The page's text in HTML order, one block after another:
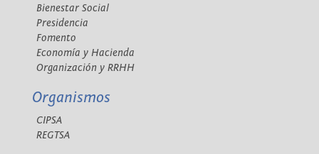
Bienestar Social
Presidencia
Fomento
Economía y Hacienda
Organización y RRHH
Organismos
CIPSA
REGTSA